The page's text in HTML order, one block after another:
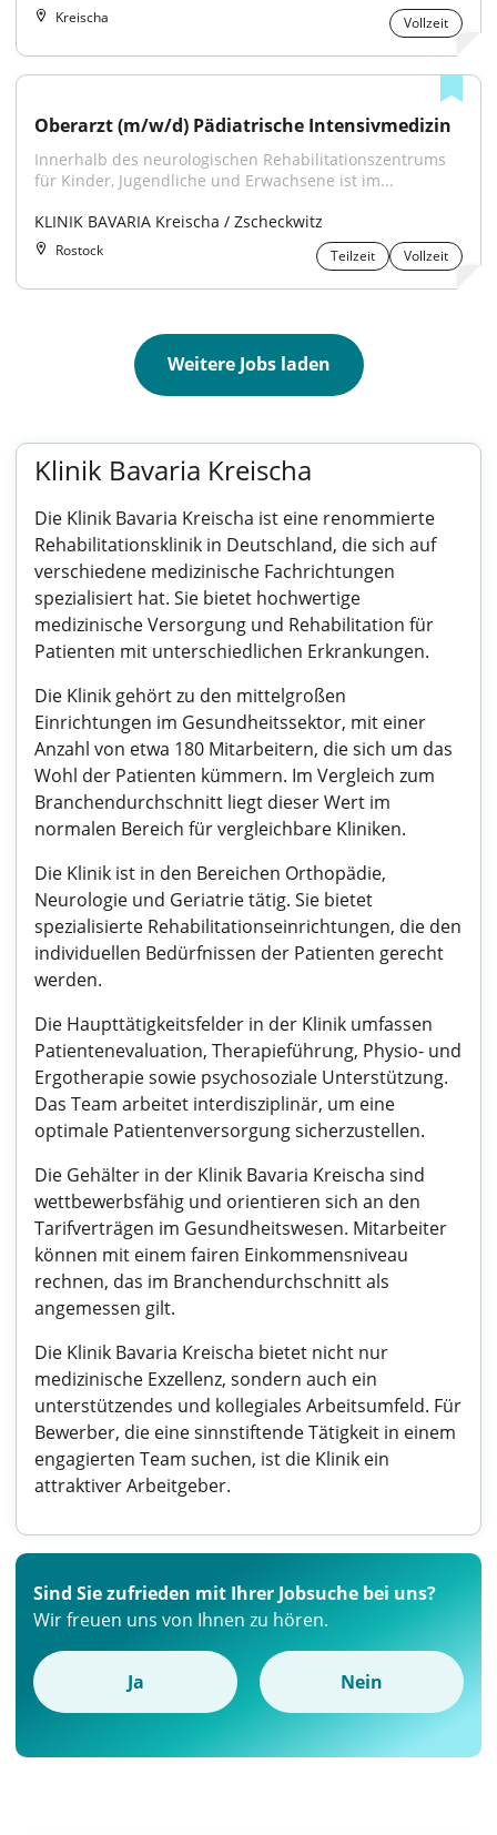
Kreischa Vollzeit
Oberarzt (m/w/d) Pädiatrische Intensivmedizin
Innerhalb des neurologischen Rehabilitationszentrums
für Kinder, Jugendliche und Erwachsene ist im...
KLINIK BAVARIA Kreischa / Zscheckwitz
Rostock Teilzeit Vollzeit
Weitere Jobs laden
Klinik Bavaria Kreischa
Die Klinik Bavaria Kreischa ist eine renommierte
Rehabilitationsklinik in Deutschland, die sich auf
verschiedene medizinische Fachrichtungen
spezialisiert hat. Sie bietet hochwertige
medizinische Versorgung und Rehabilitation für
Patienten mit unterschiedlichen Erkrankungen.
Die Klinik gehört zu den mittelgroßen
Einrichtungen im Gesundheitssektor, mit einer
Anzahl von etwa 180 Mitarbeitern, die sich um das
Wohl der Patienten kümmern. Im Vergleich zum
Branchendurchschnitt liegt dieser Wert im
normalen Bereich für vergleichbare Kliniken.
Die Klinik ist in den Bereichen Orthopädie,
Neurologie und Geriatrie tätig. Sie bietet
spezialisierte Rehabilitationseinrichtungen, die den
individuellen Bedürfnissen der Patienten gerecht
werden.
Die Haupttätigkeitsfelder in der Klinik umfassen
Patientenevaluation, Therapieführung, Physio- und
Ergotherapie sowie psychosoziale Unterstützung.
Das Team arbeitet interdisziplinär, um eine
optimale Patientenversorgung sicherzustellen.
Die Gehälter in der Klinik Bavaria Kreischa sind
wettbewerbsfähig und orientieren sich an den
Tarifverträgen im Gesundheitswesen. Mitarbeiter
können mit einem fairen Einkommensniveau
rechnen, das im Branchendurchschnitt als
angemessen gilt.
Die Klinik Bavaria Kreischa bietet nicht nur
medizinische Exzellenz, sondern auch ein
unterstützendes und kollegiales Arbeitsumfeld. Für
Bewerber, die eine sinnstiftende Tätigkeit in einem
engagierten Team suchen, ist die Klinik ein
attraktiver Arbeitgeber.
Sind Sie zufrieden mit Ihrer Jobsuche bei uns?
Wir freuen uns von Ihnen zu hören.
Ja Nein